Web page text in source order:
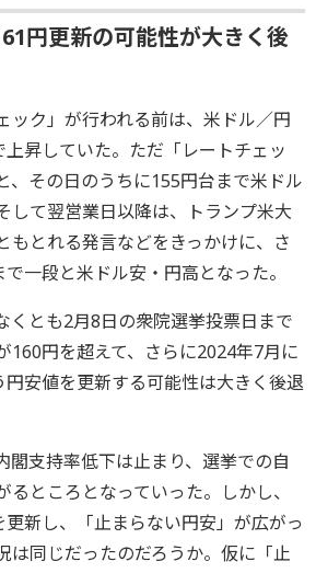
円更新の可能性が大きく後
ック」が行われる前は、米ドル／円
昇していた。ただ「レートチェッ
、その日のうちに155円台まで米ドル
して翌営業日以降は、トランプ米大
もとれる発言などをきっかけに、さ
一段と米ドル安・円高となった。
くとも2月8日の衆院選挙投票日まで
160円を超えて、さらに2024年7月に
安値を更新する可能性は大きく後退
閣支持率低下は止まり、選挙での自
るところとなっていった。しかし、
新し、「止まらない円安」が広がっ
は同じだったのだろうか。仮に「止